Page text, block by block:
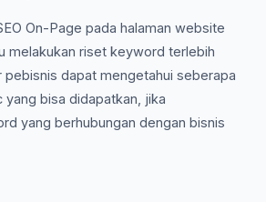
On-Page pada halaman website
melakukan riset keyword terlebih
pebisnis dapat mengetahui seberapa
bisa didapatkan, jika
yang berhubungan dengan bisnis